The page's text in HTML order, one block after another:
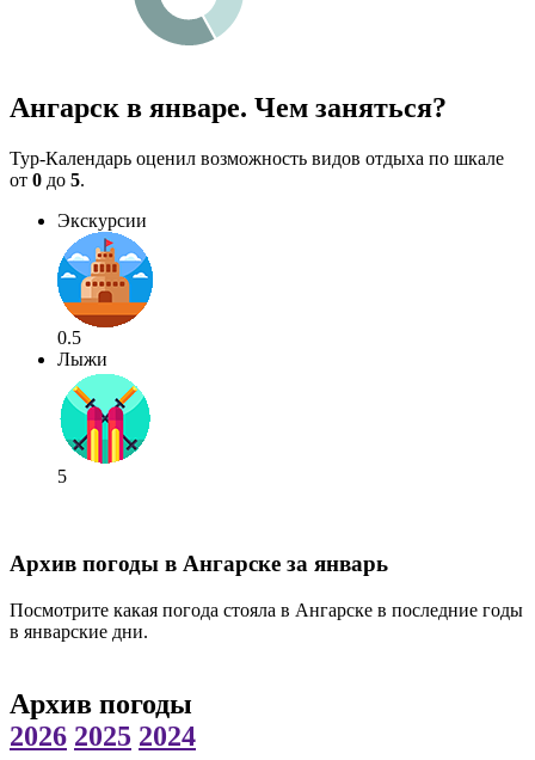
Ангарск в январе. Чем заняться?
Тур-Календарь оценил возможность видов отдыха по шкале
от 0 до 5.
Экскурсии
0.5
Лыжи
5
Архив погоды в Ангарске за январь
Посмотрите какая погода стояла в Ангарске в последние годы
в январские дни.
Архив погоды
2026 2025 2024